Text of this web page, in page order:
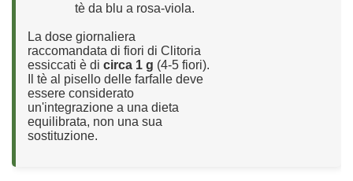
tè da blu a rosa-viola.
La dose giornaliera
raccomandata di fiori di Clitoria
essiccati è di circa 1 g (4-5 fiori).
Il tè al pisello delle farfalle deve
essere considerato
un'integrazione a una dieta
equilibrata, non una sua
sostituzione.